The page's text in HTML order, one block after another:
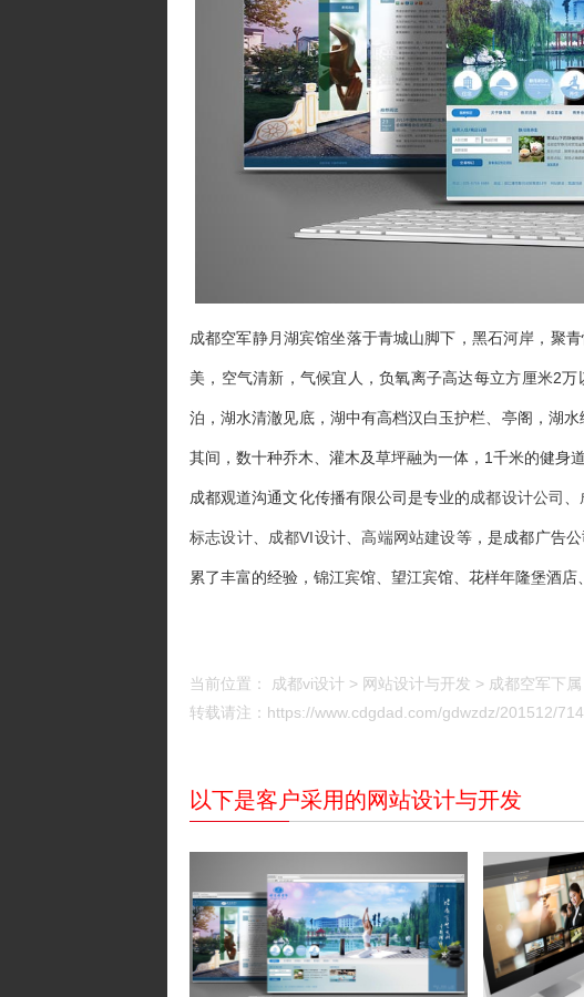
成都空军静月湖宾馆坐落于青城山脚下，黑石河岸，聚
美，空气清新，气候宜人，负氧离子高达每立方厘米2
泊，湖水清澈见底，湖中有高档汉白玉护栏、亭阁，湖
其间，数十种乔木、灌木及草坪融为一体，1千米的健身道
成都观道沟通文化传播有限公司是专业的成都设计公司 、
标志设计、 成都VI设计、高端网站建设等，是成都广告
累了丰富的经验，锦江宾馆、望江宾馆、花样年隆堡酒店
当前位置： 成都vi设计 > 网站设计与开发 > 成都空军下
转载请注：https://www.cdgdad.com/gdwzdz/201512/
以下是客户采用的网站设计与开发